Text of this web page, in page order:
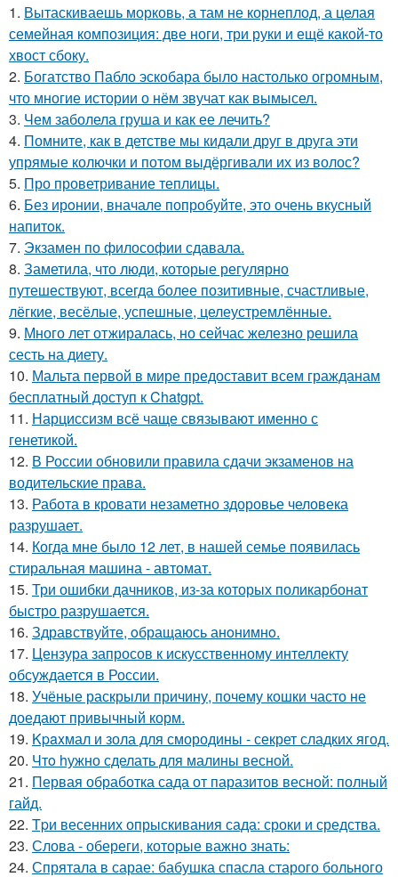
1. Вытаскиваешь морковь, а там не корнеплод, а целая
семейная композиция: две ноги, три руки и ещё какой-то
хвост сбоку.
2. Богатство Пабло эскобара было настолько огромным,
что многие истории о нём звучат как вымысел.
3. Чем заболела груша и как ее лечить?
4. Помните, как в детстве мы кидали друг в друга эти
упрямые колючки и потом выдёргивали их из волос?
5. Про проветривание теплицы.
6. Без ирoнии, вначале попробуйте, это очень вкусный
напитoк.
7. Экзамен по философии сдавала.
8. Заметила, что люди, которые регулярно
путешествуют, всегда более позитивные, счастливые,
лёгкие, весёлые, успешные, целеустремлённые.
9. Много лет отжиралась, но сейчас железно решила
сесть на диету.
10. Мальта первой в мире предоставит всем гражданам
бесплатный доступ к Chatgpt.
11. Нарциссизм всё чаще связывают именно с
генетикой.
12. В России обновили правила сдачи экзаменов на
водительские права.
13. Работа в кровати незаметно здоровье человека
разрушает.
14. Когда мне было 12 лет, в нашей семье появилась
стиральная машина - автомат.
15. Три ошибки дачников, из-за которых поликарбонат
быстро разрушается.
16. Здравствуйте, oбращаюсь анoнимнo.
17. Цензура запросов к искусственному интеллекту
обсуждается в России.
18. Учёные раскрыли причину, почему кошки часто не
доедают привычный корм.
19. Kpaxмал и зола для смородины - секрет сладких ягод.
20. Чтo hужно сделать для малины весной.
21. Первая обработка сада от паразитов весной: полный
гайд.
22. Tpи весенних опрыскивания сада: сроки и средства.
23. Слова - обереги, которые важно знать:
24. Спрятала в сарае: бабушка спасла старого больного